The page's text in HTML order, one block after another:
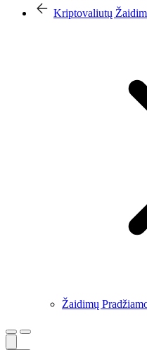
Kriptovaliutų
Žaidimų